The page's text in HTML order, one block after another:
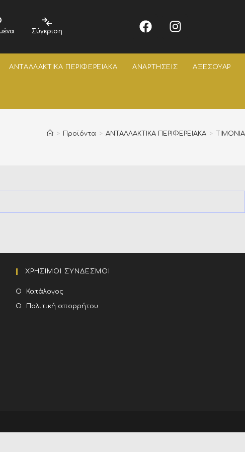
Σύγκριση
ΑΝΤΑΛΛΑΚΤΙΚΑ ΠΕΡΙΦΕΡΕΙΑΚΑ ΑΝΑΡΤΗΣΕΙΣ ΑΞΕΣΟΥΑΡ
> Προϊόντα > ΑΝΤΑΛΛΑΚΤΙΚΑ ΠΕΡΙΦΕΡΕΙΑΚΑ > ΤΙΜΟΝΙΑ
ΧΡΗΣΙΜΟΙ ΣΥΝΔΕΣΜΟΙ
Κατάλογος
Πολιτική απορρήτου